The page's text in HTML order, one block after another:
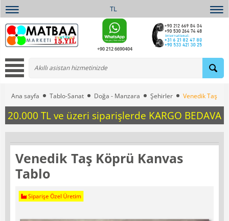
TL
+90 212 6690404
Ana sayfa Tablo-Sanat Doğa - Manzara Şehirler Venedik Taş
20.000 TL ve üzeri siparişlerde KARGO BEDAVA
Venedik Taş Köprü Kanvas
Tablo
Siparişe Özel Üretim